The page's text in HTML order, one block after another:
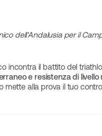
dell'Andalusia per il
incontra il battito del
e resistenza di livello
alla prova il tuo